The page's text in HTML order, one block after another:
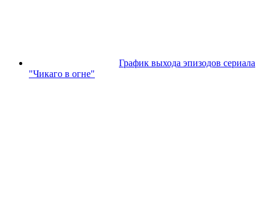
График выхода эпизодов сериала
"Чикаго в огне"